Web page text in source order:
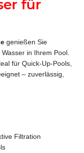
für
genießen Sie
in Ihrem Pool.
für Quick-Up-Pools,
– zuverlässig,
Filtration